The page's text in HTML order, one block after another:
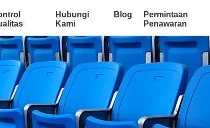
Hubungi
Kami
Blog
Permintaan
Penawaran